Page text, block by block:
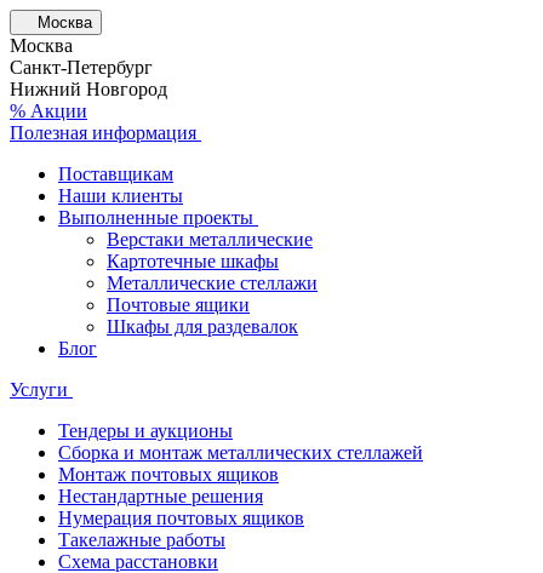
Москва
Москва
Санкт-Петербург
Нижний Новгород
% Акции
Полезная информация
Поставщикам
Наши клиенты
Выполненные проекты
Верстаки металлические
Картотечные шкафы
Металлические стеллажи
Почтовые ящики
Шкафы для раздевалок
Блог
Услуги
Тендеры и аукционы
Сборка и монтаж металлических стеллажей
Монтаж почтовых ящиков
Нестандартные решения
Нумерация почтовых ящиков
Такелажные работы
Схема расстановки